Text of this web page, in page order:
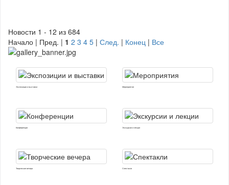
Новости 1 - 12 из 684
Начало | Пред. | 1 2 3 4 5 | След. | Конец | Все
Экспозиции и выставки Мероприятия
Конференции Экскурсии и лекции
Творческие вечера Спектакли